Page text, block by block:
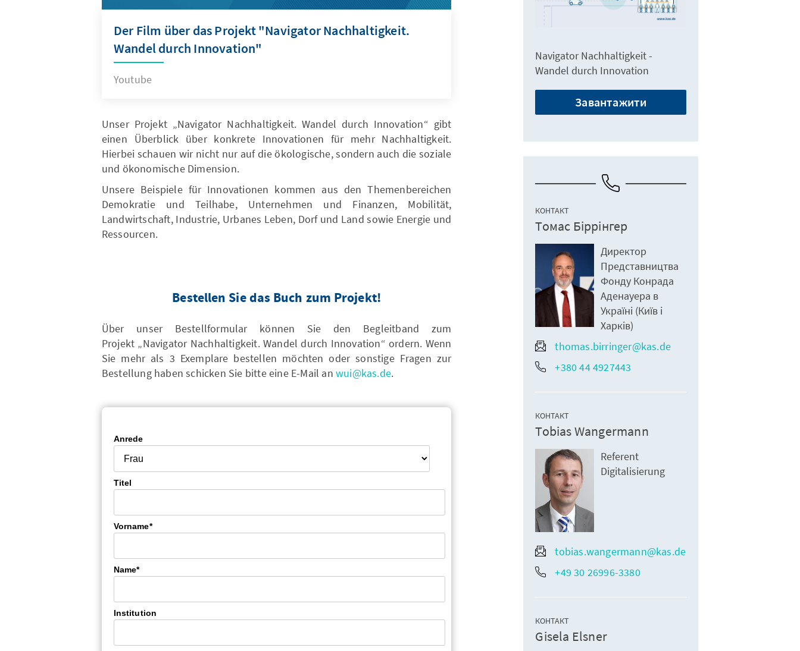
Der Film über das Projekt "Navigator Nachhaltigkeit.
Wandel durch Innovation"
Youtube
Unser Projekt „Navigator Nachhaltigkeit. Wandel durch Innovation“ gibt
einen Überblick über konkrete Innovationen für mehr Nachhaltigkeit.
Hierbei schauen wir nicht nur auf die ökologische, sondern auch die soziale
und ökonomische Dimension.
Unsere Beispiele für Innovationen kommen aus den Themenbereichen
Demokratie und Teilhabe, Unternehmen und Finanzen, Mobilität,
Landwirtschaft, Industrie, Urbanes Leben, Dorf und Land sowie Energie und
Ressourcen.
Bestellen Sie das Buch zum Projekt!
Über unser Bestellformular können Sie den Begleitband zum
Projekt „Navigator Nachhaltigkeit. Wandel durch Innovation“ ordern. Wenn
Sie mehr als 3 Exemplare bestellen möchten oder sonstige Fragen zur
Bestellung haben schicken Sie bitte eine E-Mail anwui@kas.de.
Anrede
Titel
Vorname*
Name*
Institution
Navigator Nachhaltigkeit -
Wandel durch Innovation
Завантажити
КОНТАКТ
Томас Біррінгер
Директор
Представництва
Фонду Конрада
Аденауера в
Україні (Київ і
Харків)
thomas.birringer@kas.de
+380 44 4927443
КОНТАКТ
Tobias Wangermann
Referent
Digitalisierung
tobias.wangermann@kas.de
+49 30 26996-3380
КОНТАКТ
Gisela Elsner